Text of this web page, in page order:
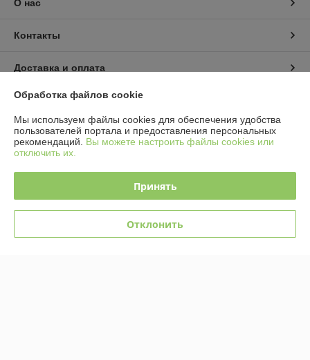
О нас
Контакты
Доставка и оплата
График работы
Полная версия сайта
Сайт создан на платформе Deal.by
Обработка файлов cookie
Мы используем файлы cookies для обеспечения удобства
пользователей портала и предоставления персональных
рекомендаций. Вы можете настроить файлы cookies или
отключить их.
Принять
Отклонить